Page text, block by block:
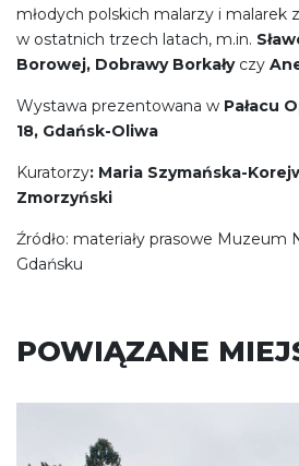
młodych polskich malarzy i malarek
w ostatnich trzech latach, m.in.
Borowej, Dobrawy Borkałyczy
Wystawa prezentowana w Pałacu
18, Gdańsk-Oliwa
Kuratorzy: Maria Szymańska-
Zmorzyński
Źródło: materiały prasowe Muzeum
Gdańsku
POWIĄZANE